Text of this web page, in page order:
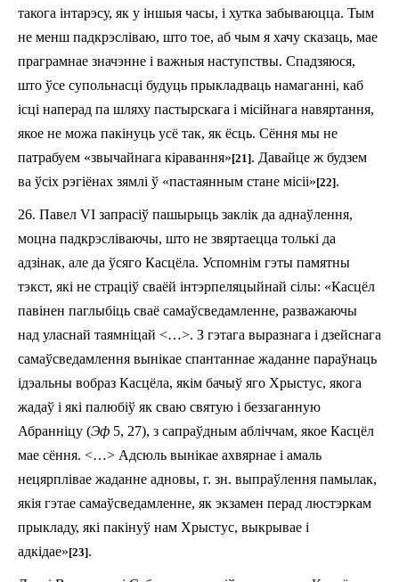
такога інтарэсу, як у іншыя часы, і хутка забываюцца. Тым
не менш падкрэсліваю, што тое, аб чым я хачу сказаць, мае
праграмнае значэнне і важныя наступствы. Спадзяюся,
што ўсе супольнасці будуць прыкладваць намаганні, каб
ісці наперад па шляху пастырскага і місійнага навяртання,
якое не можа пакінуць усё так, як ёсць. Сёння мы не
патрабуем «звычайнага кіравання»[21]. Давайце ж будзем
ва ўсіх рэгіёнах зямлі ў «пастаянным стане місіі»[22].
26. Павел VI запрасіў пашырыць заклік да аднаўлення,
моцна падкрэсліваючы, што не звяртаецца толькі да
адзінак, але да ўсяго Касцёла. Успомнім гэты памятны
тэкст, які не страціў сваёй інтэрпеляцыйнай сілы: «Касцёл
павінен паглыбіць сваё самаўсведамленне, разважаючы
над уласнай таямніцай <…>. З гэтага выразнага і дзейснага
самаўсведамлення вынікае спантаннае жаданне параўнаць
ідэальны вобраз Касцёла, якім бачыў яго Хрыстус, якога
жадаў і які палюбіў як сваю святую і беззаганную
Абранніцу (Эф 5, 27), з сапраўдным абліччам, якое Касцёл
мае сёння. <…> Адсюль вынікае ахвярнае і амаль
нецярплівае жаданне адновы, г. зн. выпраўлення памылак,
якія гэтае самаўсведамленне, як экзамен перад люстэркам
прыкладу, які пакінуў нам Хрыстус, выкрывае і
адкідае»[23].